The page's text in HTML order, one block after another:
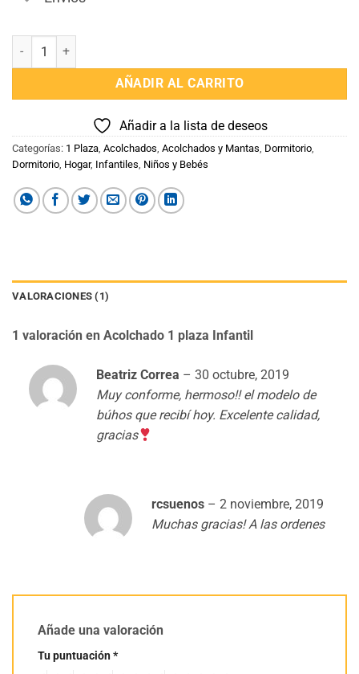
Acolchado 1 plaza Infantil cantidad
AÑADIR AL CARRITO
Añadir a la lista de deseos
Categorías: 1 Plaza, Acolchados, Acolchados y Mantas, Dormitorio,
Dormitorio, Hogar, Infantiles, Niños y Bebés
VALORACIONES (1)
1 valoración en Acolchado 1 plaza Infantil
Beatriz Correa – 30 octubre, 2019
Muy conforme, hermoso!! el modelo de
búhos que recibí hoy. Excelente calidad,
gracias
rcsuenos – 2 noviembre, 2019
Muchas gracias! A las ordenes
Añade una valoración
Tu puntuación*